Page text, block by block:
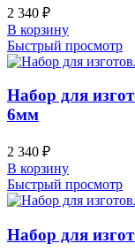
2 340 ₽
В корзину
Быстрый просмотр
Набор для
6мм
2 340 ₽
В корзину
Быстрый просмотр
Набор для